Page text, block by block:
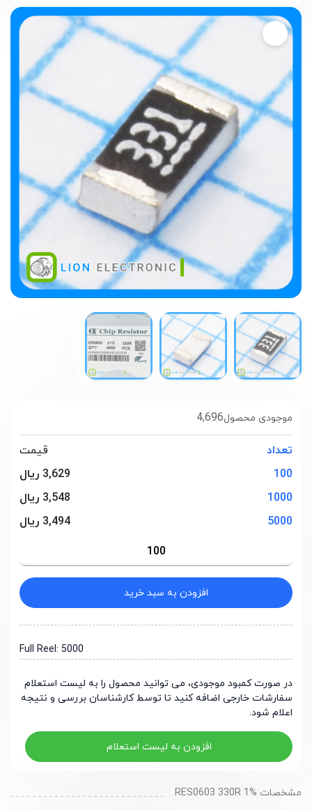
4,696موجودی محصول
تعداد
قیمت
100
3,629 ریال
1000
3,548 ریال
5000
3,494 ریال
افزودن به سبد خرید
Full Reel: 5000
در صورت کمبود موجودی، می توانید محصول را به لیست استعلام
سفارشات خارجی اضافه کنید تا توسط کارشناسان بررسی و نتیجه
اعلام شود.
افزودن به لیست استعلام
مشخصات RES0603 330R 1%